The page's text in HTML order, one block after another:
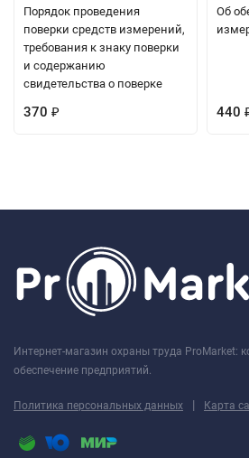
Порядок проведения
поверки средств измерений,
требования к знаку поверки
и содержанию
свидетельства о поверке
370 ₽
Об
440
Интернет-магазин охраны труда ProMarket:
обеспечение предприятий.
Политика персональных данных | Карта